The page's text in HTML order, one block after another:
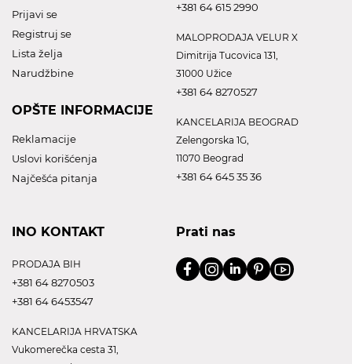
Prijavi se
Registruj se
Lista želja
Narudžbine
OPŠTE INFORMACIJE
Reklamacije
Uslovi korišćenja
Najčešća pitanja
+381 64 615 2990
MALOPRODAJA VELUR X
Dimitrija Tucovica 131,
31000 Užice
+381 64 8270527
KANCELARIJA BEOGRAD
Zelengorska 1G,
11070 Beograd
+381 64 645 35 36
INO KONTAKT
PRODAJA BIH
+381 64 8270503
+381 64 6453547
KANCELARIJA HRVATSKA
Vukomerečka cesta 31,
Prati nas